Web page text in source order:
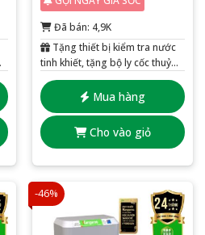
Mua hàng
Cho vào giỏ
Đã bán: 4,9K
Tặng thiết bị kiểm tra nước
tinh khiết, tặng bộ ly cốc thuỷ
tinh 6 chiếc
-46%